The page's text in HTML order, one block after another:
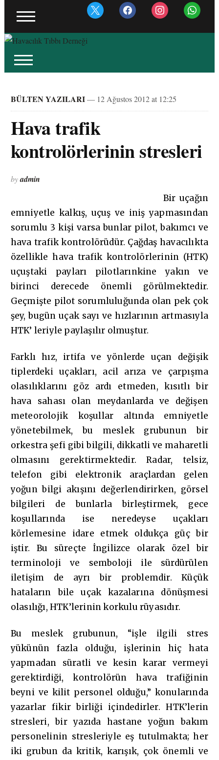
x facebook instagram whatsapp
BÜLTEN YAZILARI— 12 Ağustos 2012 at 12:25
Hava trafik
kontrolörlerinin stresleri
byadmin
Bir uçağın
emniyetle kalkış, uçuş ve iniş yapmasından
sorumlu 3 kişi varsa bunlar pilot, bakımcı ve
hava trafik kontrolörüdür. Çağdaş havacılıkta
özellikle hava trafik kontrolörlerinin (HTK)
uçuştaki payları pilotlarınkine yakın ve
birinci derecede önemli görülmektedir.
Geçmişte pilot sorumluluğunda olan pek çok
şey, bugün uçak sayı ve hızlarının artmasıyla
HTK’ leriyle paylaşılır olmuştur.
Farklı hız, irtifa ve yönlerde uçan değişik
tiplerdeki uçakları, acil arıza ve çarpışma
olasılıklarını göz ardı etmeden, kısıtlı bir
hava sahası olan meydanlarda ve değişen
meteorolojik koşullar altında emniyetle
yönetebilmek, bu meslek grubunun bir
orkestra şefi gibi bilgili, dikkatli ve maharetli
olmasını gerektirmektedir. Radar, telsiz,
telefon gibi elektronik araçlardan gelen
yoğun bilgi akışını değerlendirirken, görsel
bilgileri de bunlarla birleştirmek, gece
koşullarında ise neredeyse uçakları
körlemesine idare etmek oldukça güç bir
iştir. Bu süreçte İngilizce olarak özel bir
terminoloji ve semboloji ile sürdürülen
iletişim de ayrı bir problemdir. Küçük
hataların bile uçak kazalarına dönüşmesi
olasılığı, HTK’lerinin korkulu rüyasıdır.
Bu meslek grubunun, “işle ilgili stres
yükünün fazla olduğu, işlerinin hiç hata
yapmadan süratli ve kesin karar vermeyi
gerektirdiği, kontrolörün hava trafiğinin
beyni ve kilit personel olduğu,” konularında
yazarlar fikir birliği içindedirler. HTK’lerin
stresleri, bir yazıda hastane yoğun bakım
personelinin stresleriyle eş tutulmakta; her
iki grubun da kritik, karışık, çok önemli ve